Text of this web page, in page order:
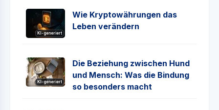
KI-generiert
Wie Kryptowährungen das
Leben verändern
KI-generiert
Die Beziehung zwischen Hund
und Mensch: Was die Bindung
so besonders macht